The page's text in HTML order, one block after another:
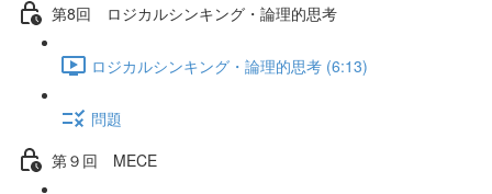
第8回 ロジカルシンキング・論理的思考
ロジカルシンキング・論理的思考 (6:13)
問題
第９回 MECE